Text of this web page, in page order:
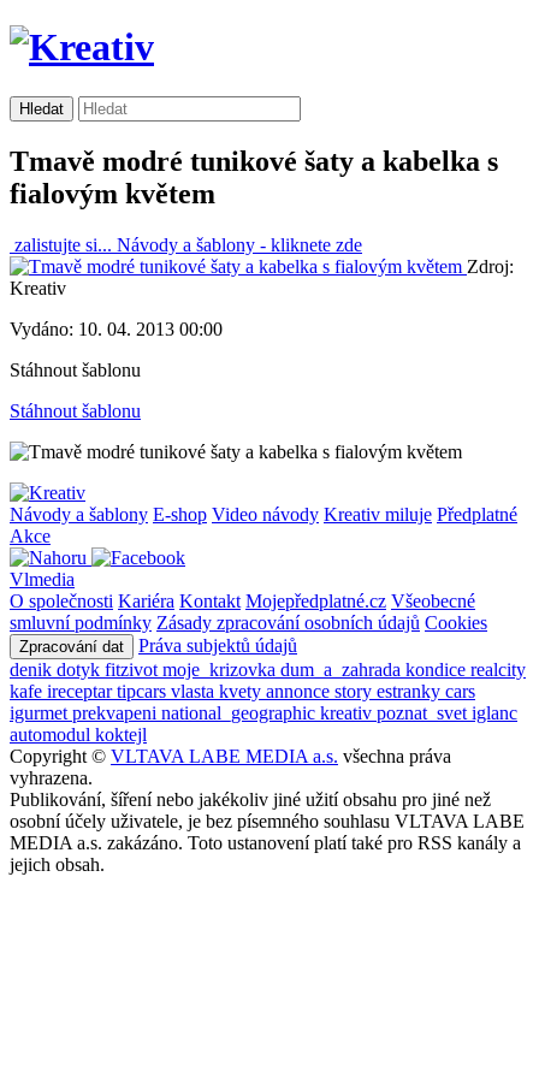
Tmavě modré tunikové šaty a kabelka s
fialovým květem
zalistujte si... Návody a šablony - kliknete zde
Zdroj:
Kreativ
Vydáno: 10. 04. 2013 00:00
Stáhnout šablonu
Stáhnout šablonu
Návody a šablony E-shop Video návody Kreativ miluje Předplatné
Akce
Vlmedia
O společnosti Kariéra Kontakt Mojepředplatné.cz Všeobecné
smluvní podmínky Zásady zpracování osobních údajů Cookies
Zpracování dat
Práva subjektů údajů
denik dotyk fitzivot moje_krizovka dum_a_zahrada kondice realcity
kafe ireceptartipcars vlasta kvety annonce story estranky cars
igurmet prekvapeni national_geographic kreativ poznat_svet iglanc
automodul koktejl
Copyright © VLTAVA LABE MEDIA a.s. všechna práva
vyhrazena.
Publikování, šíření nebo jakékoliv jiné užití obsahu pro jiné než
osobní účely uživatele, je bez písemného souhlasu VLTAVA LABE
MEDIA a.s. zakázáno. Toto ustanovení platí také pro RSS kanály a
jejich obsah.